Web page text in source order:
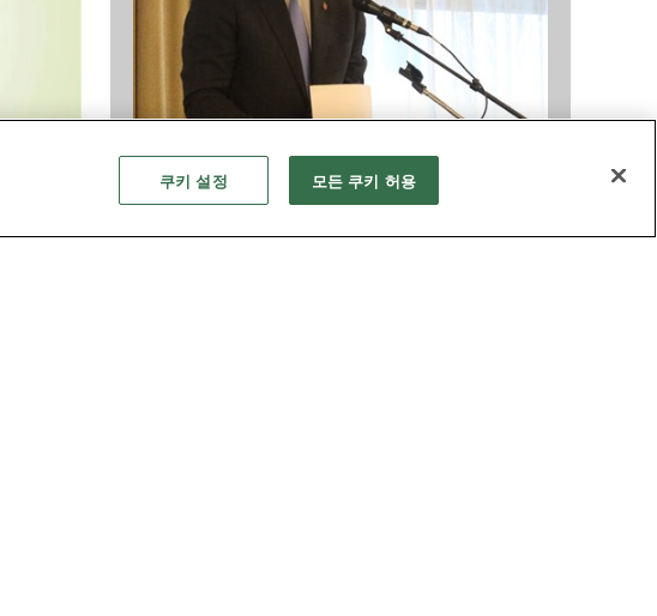
교단
사랑하라. 단순하고, 목적 의식적으로, 깊이
쿠키 설정 모든 쿠키 허용